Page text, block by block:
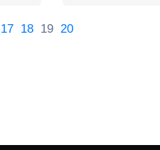
17 18 19 20